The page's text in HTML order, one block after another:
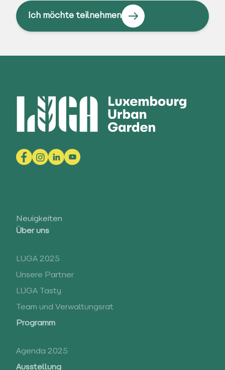
Ich möchte teilnehmen
Neuigkeiten
Über uns
LUGA 2025
Unsere Partner
LUGA Tasty
Team und Verwaltungsrat
Programm
Agenda 2025
Ausstellung